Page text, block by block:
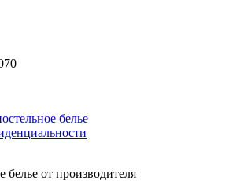
белье
белье от производителя